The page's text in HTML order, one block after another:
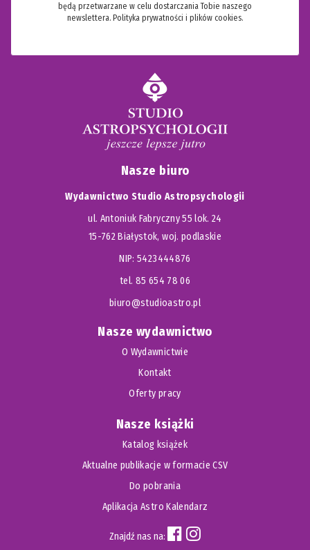
będą przetwarzane w celu dostarczania Tobie naszego
newslettera. Polityka prywatności i plików cookies.
Nasze biuro
Wydawnictwo Studio Astropsychologii
ul. Antoniuk Fabryczny 55 lok. 24
15-762 Białystok, woj. podlaskie
NIP: 5423444876
tel. 85 654 78 06
biuro@studioastro.pl
Nasze wydawnictwo
O Wydawnictwie
Kontakt
Oferty pracy
Nasze książki
Katalog książek
Aktualne publikacje w formacie CSV
Do pobrania
Aplikacja Astro Kalendarz
Znajdź nas na: